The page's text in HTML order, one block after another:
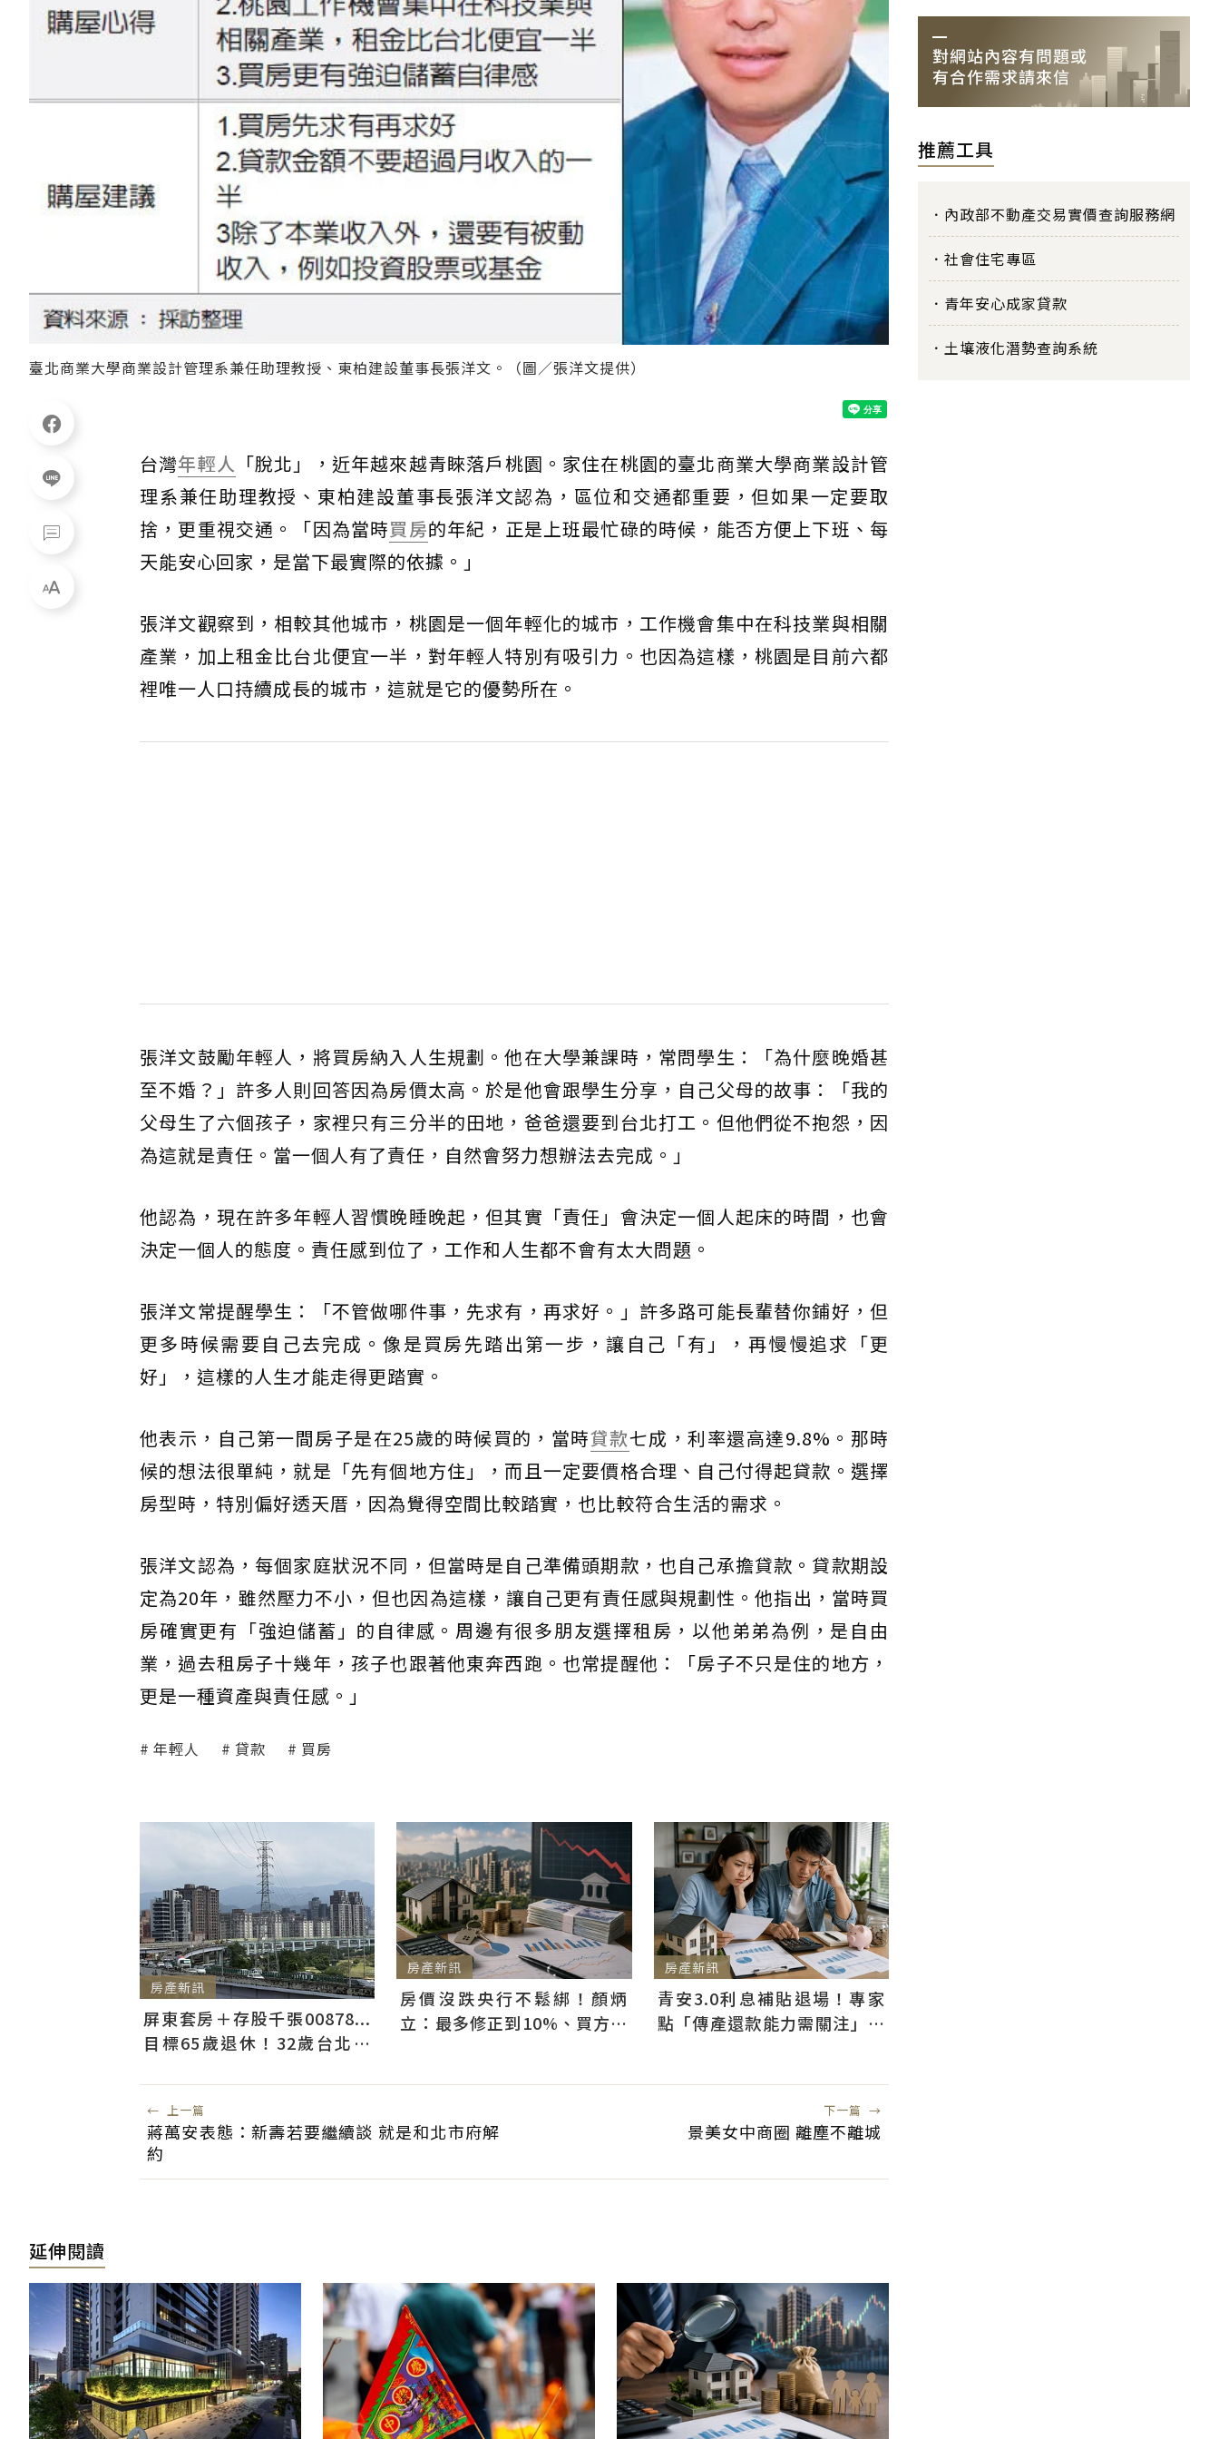
臺北商業大學商業設計管理系兼任助理教授、東柏建設董事長張洋文。（圖／張洋文提供）
台灣年輕人 「脫北」，近年越來越青睞落戶桃園。家住在桃園的臺北商業大學商業設計管
理系兼任助理教授、東柏建設董事長張洋文認為，區位和交通都重要，但如果一定要取
捨，更重視交通。「因為當時買房的年紀，正是上班最忙碌的時候，能否方便上下班、每
天能安心回家，是當下最實際的依據。」
張洋文觀察到，相較其他城市，桃園是一個年輕化的城市，工作機會集中在科技業與相關
產業，加上租金比台北便宜一半，對年輕人特別有吸引力。也因為這樣，桃園是目前六都
裡唯一人口持續成長的城市，這就是它的優勢所在。
張洋文鼓勵年輕人，將買房納入人生規劃。他在大學兼課時，常問學生：「為什麼晚婚甚
至不婚？」許多人則回答因為房價太高。於是他會跟學生分享，自己父母的故事：「我的
父母生了六個孩子，家裡只有三分半的田地，爸爸還要到台北打工。但他們從不抱怨，因
為這就是責任。當一個人有了責任，自然會努力想辦法去完成。」
他認為，現在許多年輕人習慣晚睡晚起，但其實「責任」會決定一個人起床的時間，也會
決定一個人的態度。責任感到位了，工作和人生都不會有太大問題。
張洋文常提醒學生：「不管做哪件事，先求有，再求好。」許多路可能長輩替你鋪好，但
更多時候需要自己去完成。像是買房先踏出第一步，讓自己「有」，再慢慢追求「更
好」，這樣的人生才能走得更踏實。
他表示，自己第一間房子是在25歲的時候買的，當時貸款七成，利率還高達9.8%。那時
候的想法很單純，就是「先有個地方住」，而且一定要價格合理、自己付得起貸款。選擇
房型時，特別偏好透天厝，因為覺得空間比較踏實，也比較符合生活的需求。
張洋文認為，每個家庭狀況不同，但當時是自己準備頭期款，也自己承擔貸款。貸款期設
定為20年，雖然壓力不小，但也因為這樣，讓自己更有責任感與規劃性。他指出，當時買
房確實更有「強迫儲蓄」的自律感。周邊有很多朋友選擇租房，以他弟弟為例，是自由
業，過去租房子十幾年，孩子也跟著他東奔西跑。也常提醒他：「房子不只是住的地方，
更是一種資產與責任感。」
年輕人 貸款 買房
房產新訊
屏東套房＋存股千張00878...
目標65歲退休！32歲台北人
房產新訊
房價沒跌央行不鬆綁！顏炳
立：最多修正到10%、買方仍
房產新訊
青安3.0利息補貼退場！專家
點「傳產還款能力需關注」：
← 上一篇
蔣萬安表態：新壽若要繼續談 就是和北市府解
約
下一篇 →
景美女中商圈 離塵不離城
延伸閱讀
推薦工具
內政部不動產交易實價查詢服務網
社會住宅專區
青年安心成家貸款
土壤液化潛勢查詢系統